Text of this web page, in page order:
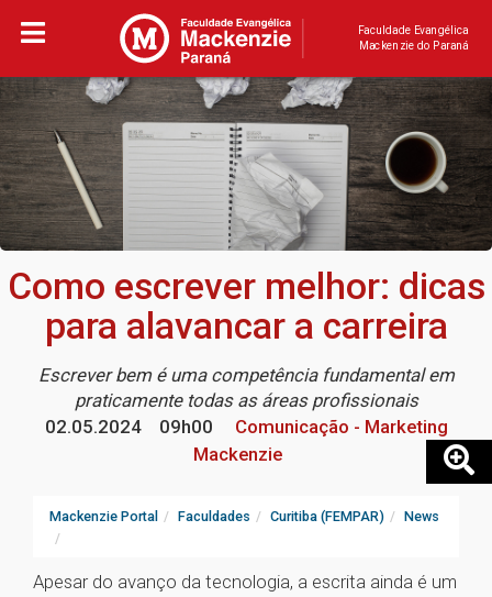
Faculdade Evangélica
Mackenzie do Paraná
Como escrever melhor: dicas
para alavancar a carreira
Escrever bem é uma competência fundamental em
praticamente todas as áreas profissionais
02.05.2024
09h00
Comunicação - Marketing
Mackenzie
Mackenzie Portal Faculdades Curitiba (FEMPAR) News
Apesar do avanço da tecnologia, a escrita ainda é um